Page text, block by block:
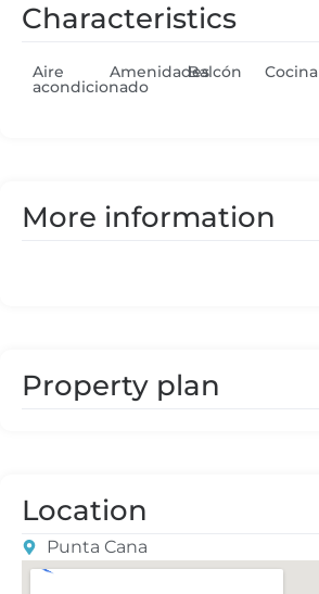
Characteristics
Aire
acondicionado
AmenidadesBalcón Cocina
More information
Property plan
Location
Punta Cana